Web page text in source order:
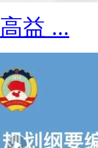
益 ...